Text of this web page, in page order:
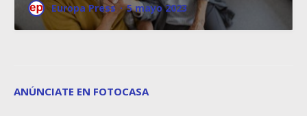
Europa Press · 5 mayo 2023
ANÚNCIATE EN FOTOCASA